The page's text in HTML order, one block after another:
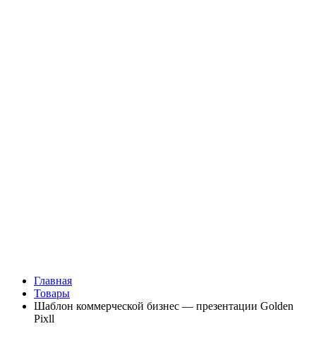
Главная
Товары
Шаблон коммерческой бизнес — презентации Golden
Pixll